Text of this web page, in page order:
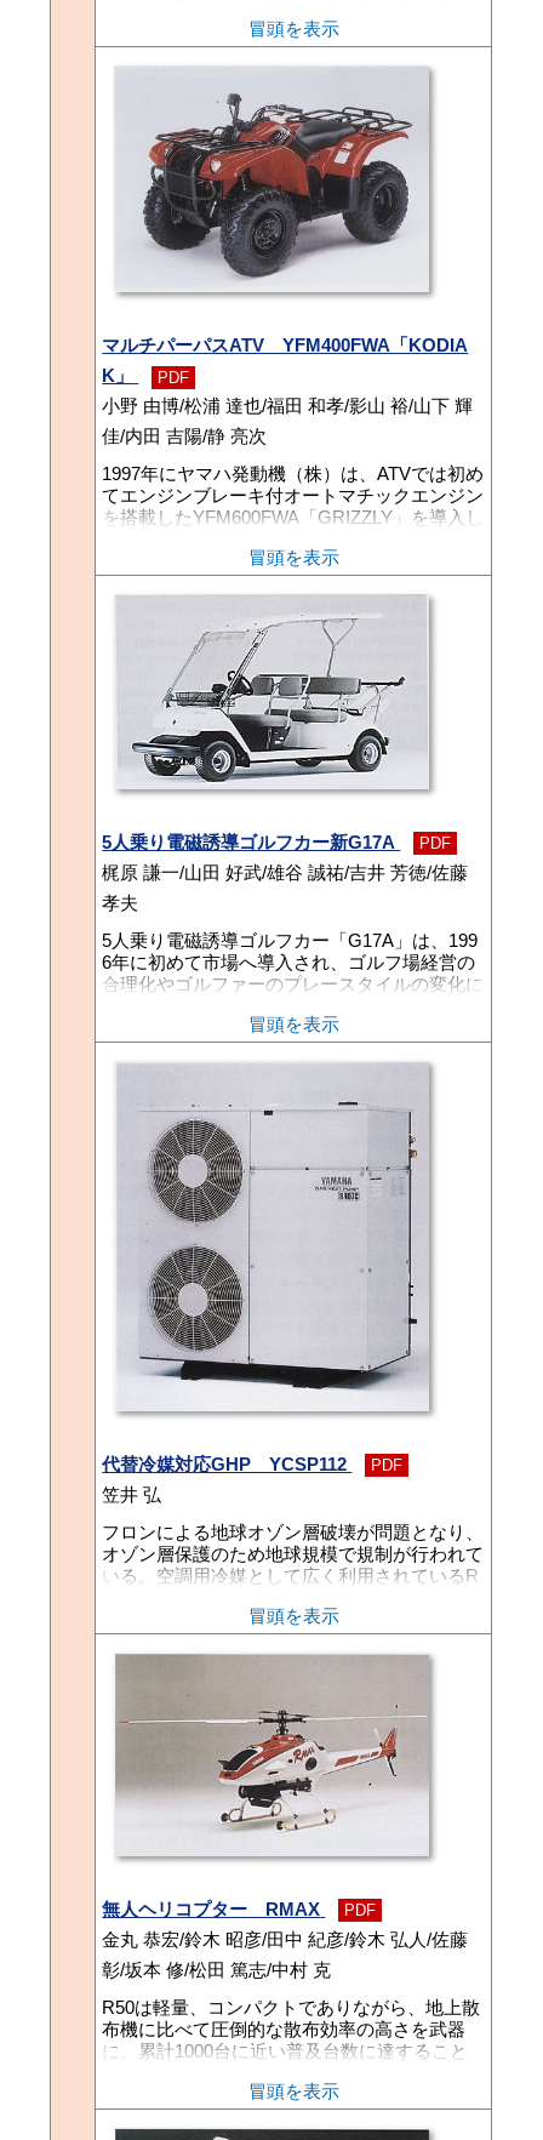
る米国において、1999年よりPWCの排気ガス
規制が始まった。そこで今回、上述の米国排気
ガス規制に適合した新3気筒エンジン「66V」
を搭載した新スポーティー3人乗り新艇「XL12
00Ltd」の開発を行い、1999年より市場導入し
た。ここでは新エンジンを主に紹介する。
冒頭を表示
マルチパーパスATV YFM400FWA「KODIA
K」
PDF
小野 由博/松浦 達也/福田 和孝/影山 裕/山下 輝
佳/内田 吉陽/静 亮次
1997年にヤマハ発動機（株）は、ATVでは初め
てエンジンブレーキ付オートマチックエンジン
を搭載したYFM600FWA「GRIZZLY」を導入し
SAの市場規模は、US経済の好調、各社のニュ
ーモデル投入を背景に、ここ数年で急成長し、
1991年は15万台の総需要であったものが、199
9年には50万台まで需要が拡大しそうな勢いで
ある。このような需要拡大の中、オートマチッ
クモデルの台頭により需要構造にも変化があら
われ、競争もより激化してきた。そこでヤマハ
として、市場の多様な顧客ニーズに応えるた
め、「GRIZZLY」に続き、エンジンブレーキ
付エンジンを搭載したミッドクラスマルチパー
パスATV、YFM400FWA「KODIAK」を導入す
ることになった。ここにその概要を紹介する。
冒頭を表示
5人乗り電磁誘導ゴルフカー新G17A PDF
梶原 謙一/山田 好武/雄谷 誠祐/吉井 芳徳/佐藤
孝夫
5人乗り電磁誘導ゴルフカー「G17A」は、199
6年に初めて市場へ導入され、ゴルフ場経営の
合理化やゴルファーのプレースタイルの変化に
フコースに浸透し、販売も好調に推移しつつあ
る。さらに顧客満足度アップと商品性向上のた
めに、このたび改良を加え、マイナーチェンジ
冒頭を表示
代替冷媒対応GHP YCSP112 PDF
笠井 弘
フロンによる地球オゾン層破壊が問題となり、
オゾン層保護のため地球規模で規制が行われて
いる。空調用冷媒として広く利用されているR
ン）も規制対象物質となっており、1996年よ
り規制が開始され、2004年から段階的に削減
され、2020年に全廃の予定である。当社GHP
れに対応すべく代替冷媒R407C（HFC：ハイ
ドロフルオロカーボン）を採用したストアーモ
デル4馬力YCSP112を開発したので、ここにそ
の概要を紹介する。
冒頭を表示
無人ヘリコプター RMAX PDF
金丸 恭宏/鈴木 昭彦/田中 紀彦/鈴木 弘人/佐藤
彰/坂本 修/松田 篤志/中村 克
R50は軽量、コンパクトでありながら、地上散
布機に比べて圧倒的な散布効率の高さを武器
に、累計1000台に近い普及台数に達すること
普及を図るため、RMAXを開発した。
冒頭を表示